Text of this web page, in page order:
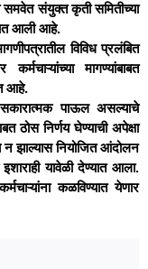
समवेत संयुक्त कृती समितीच्या
आली आहे.
विविध प्रलंबित
मागण्यांबाबत
आहे.
पाऊल असल्याचे
ठोस निर्णय घेण्याची अपेक्षा
झाल्यास नियोजित आंदोलन
यावेळी देण्यात आला.
कळविण्यात येणार